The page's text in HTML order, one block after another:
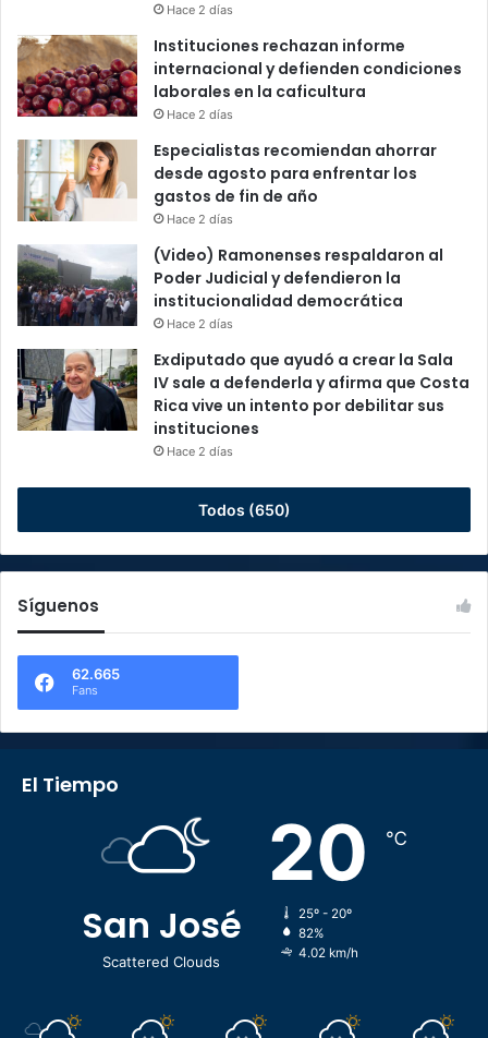
Hace 2 días
Instituciones rechazan informe
internacional y defienden condiciones
laborales en la caficultura
Hace 2 días
Especialistas recomiendan ahorrar
desde agosto para enfrentar los
gastos de fin de año
Hace 2 días
(Video) Ramonenses respaldaron al
Poder Judicial y defendieron la
institucionalidad democrática
Hace 2 días
Exdiputado que ayudó a crear la Sala
IV sale a defenderla y afirma que Costa
Rica vive un intento por debilitar sus
instituciones
Hace 2 días
Todos (650)
Síguenos
62.665
Fans
El Tiempo
San José
Scattered Clouds
20 ℃
25º - 20º
82%
4.02 km/h